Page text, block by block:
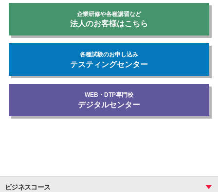
企業研修や各種講習など
法人のお客様はこちら
各種試験のお申し込み
テスティングセンター
WEB・DTP専門校
デジタルセンター
ビジネスコース